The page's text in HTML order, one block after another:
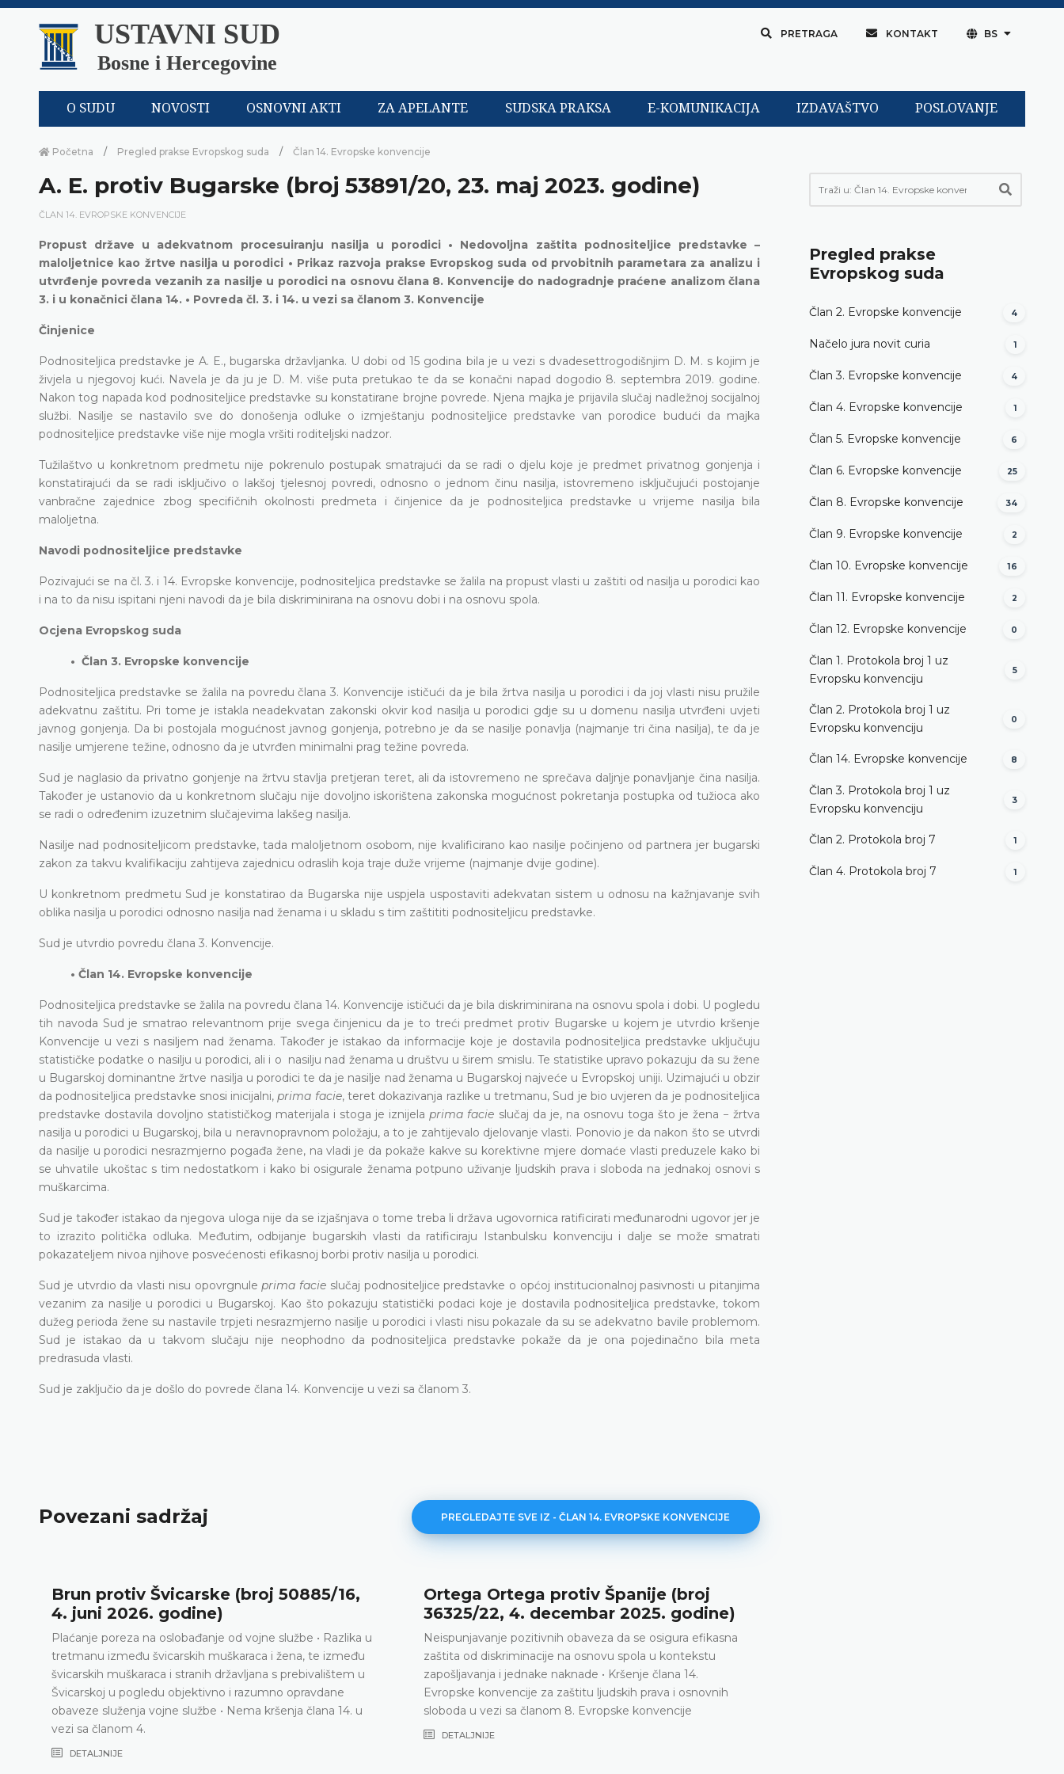
USTAVNI SUD
Bosne i Hercegovine
PRETRAGA KONTAKT BS
O SUDU NOVOSTI OSNOVNI AKTI ZA APELANTE SUDSKA PRAKSA E-KOMUNIKACIJA IZDAVAŠTVO POSLOVANJE
Početna Pregled prakse Evropskog suda Član 14. Evropske konvencije
A. E. protiv Bugarske (broj 53891/20, 23. maj 2023. godine)
ČLAN 14. EVROPSKE KONVENCIJE
Propust države u adekvatnom procesuiranju nasilja u porodici • Nedovoljna zaštita podnositeljice predstavke –
maloljetnice kao žrtve nasilja u porodici • Prikaz razvoja prakse Evropskog suda od prvobitnih parametara za analizu i
utvrđenje povreda vezanih za nasilje u porodici na osnovu člana 8. Konvencije do nadogradnje praćene analizom člana
3. i u konačnici člana 14. • Povreda čl. 3. i 14. u vezi sa članom 3. Konvencije
Činjenice
Podnositeljica predstavke je A. E., bugarska državljanka. U dobi od 15 godina bila je u vezi s dvadesettrogodišnjim D. M. s kojim je
živjela u njegovoj kući. Navela je da ju je D. M. više puta pretukao te da se konačni napad dogodio 8. septembra 2019. godine.
Nakon tog napada kod podnositeljice predstavke su konstatirane brojne povrede. Njena majka je prijavila slučaj nadležnoj socijalnoj
službi. Nasilje se nastavilo sve do donošenja odluke o izmještanju podnositeljice predstavke van porodice budući da majka
podnositeljice predstavke više nije mogla vršiti roditeljski nadzor.
Tužilaštvo u konkretnom predmetu nije pokrenulo postupak smatrajući da se radi o djelu koje je predmet privatnog gonjenja i
konstatirajući da se radi isključivo o lakšoj tjelesnoj povredi, odnosno o jednom činu nasilja, istovremeno isključujući postojanje
vanbračne zajednice zbog specifičnih okolnosti predmeta i činjenice da je podnositeljica predstavke u vrijeme nasilja bila
maloljetna.
Navodi podnositeljice predstavke
Pozivajući se na čl. 3. i 14. Evropske konvencije, podnositeljica predstavke se žalila na propust vlasti u zaštiti od nasilja u porodici kao
i na to da nisu ispitani njeni navodi da je bila diskriminirana na osnovu dobi i na osnovu spola.
Ocjena Evropskog suda
• Član 3. Evropske konvencije
Podnositeljica predstavke se žalila na povredu člana 3. Konvencije ističući da je bila žrtva nasilja u porodici i da joj vlasti nisu pružile
adekvatnu zaštitu. Pri tome je istakla neadekvatan zakonski okvir kod nasilja u porodici gdje su u domenu nasilja utvrđeni uvjeti
javnog gonjenja. Da bi postojala mogućnost javnog gonjenja, potrebno je da se nasilje ponavlja (najmanje tri čina nasilja), te da je
nasilje umjerene težine, odnosno da je utvrđen minimalni prag težine povreda.
Sud je naglasio da privatno gonjenje na žrtvu stavlja pretjeran teret, ali da istovremeno ne sprečava daljnje ponavljanje čina nasilja.
Također je ustanovio da u konkretnom slučaju nije dovoljno iskorištena zakonska mogućnost pokretanja postupka od tužioca ako
se radi o određenim izuzetnim slučajevima lakšeg nasilja.
Nasilje nad podnositeljicom predstavke, tada maloljetnom osobom, nije kvalificirano kao nasilje počinjeno od partnera jer bugarski
zakon za takvu kvalifikaciju zahtijeva zajednicu odraslih koja traje duže vrijeme (najmanje dvije godine).
U konkretnom predmetu Sud je konstatirao da Bugarska nije uspjela uspostaviti adekvatan sistem u odnosu na kažnjavanje svih
oblika nasilja u porodici odnosno nasilja nad ženama i u skladu s tim zaštititi podnositeljicu predstavke.
Sud je utvrdio povredu člana 3. Konvencije.
• Član 14. Evropske konvencije
Podnositeljica predstavke se žalila na povredu člana 14. Konvencije ističući da je bila diskriminirana na osnovu spola i dobi. U pogledu
tih navoda Sud je smatrao relevantnom prije svega činjenicu da je to treći predmet protiv Bugarske u kojem je utvrdio kršenje
Konvencije u vezi s nasiljem nad ženama. Također je istakao da informacije koje je dostavila podnositeljica predstavke uključuju
statističke podatke o nasilju u porodici, ali i o nasilju nad ženama u društvu u širem smislu. Te statistike upravo pokazuju da su žene
u Bugarskoj dominantne žrtve nasilja u porodici te da je nasilje nad ženama u Bugarskoj najveće u Evropskoj uniji. Uzimajući u obzir
da podnositeljica predstavke snosi inicijalni, prima facie, teret dokazivanja razlike u tretmanu, Sud je bio uvjeren da je podnositeljica
predstavke dostavila dovoljno statističkog materijala i stoga je iznijela prima facie slučaj da je, na osnovu toga što je žena − žrtva
nasilja u porodici u Bugarskoj, bila u neravnopravnom položaju, a to je zahtijevalo djelovanje vlasti. Ponovio je da nakon što se utvrdi
da nasilje u porodici nesrazmjerno pogađa žene, na vladi je da pokaže kakve su korektivne mjere domaće vlasti preduzele kako bi
se uhvatile ukoštac s tim nedostatkom i kako bi osigurale ženama potpuno uživanje ljudskih prava i sloboda na jednakoj osnovi s
muškarcima.
Sud je također istakao da njegova uloga nije da se izjašnjava o tome treba li država ugovornica ratificirati međunarodni ugovor jer je
to izrazito politička odluka. Međutim, odbijanje bugarskih vlasti da ratificiraju Istanbulsku konvenciju i dalje se može smatrati
pokazateljem nivoa njihove posvećenosti efikasnoj borbi protiv nasilja u porodici.
Sud je utvrdio da vlasti nisu opovrgnule prima facie slučaj podnositeljice predstavke o općoj institucionalnoj pasivnosti u pitanjima
vezanim za nasilje u porodici u Bugarskoj. Kao što pokazuju statistički podaci koje je dostavila podnositeljica predstavke, tokom
dužeg perioda žene su nastavile trpjeti nesrazmjerno nasilje u porodici i vlasti nisu pokazale da su se adekvatno bavile problemom.
Sud je istakao da u takvom slučaju nije neophodno da podnositeljica predstavke pokaže da je ona pojedinačno bila meta
predrasuda vlasti.
Sud je zaključio da je došlo do povrede člana 14. Konvencije u vezi sa članom 3.
Povezani sadržaj PREGLEDAJTE SVE IZ - ČLAN 14. EVROPSKE KONVENCIJE
Brun protiv Švicarske (broj 50885/16,
4. juni 2026. godine)
Plaćanje poreza na oslobađanje od vojne službe • Razlika u
tretmanu između švicarskih muškaraca i žena, te između
švicarskih muškaraca i stranih državljana s prebivalištem u
Švicarskoj u pogledu objektivno i razumno opravdane
obaveze služenja vojne službe • Nema kršenja člana 14. u
vezi sa članom 4.
DETALJNIJE
Ortega Ortega protiv Španije (broj
36325/22, 4. decembar 2025. godine)
Neispunjavanje pozitivnih obaveza da se osigura efikasna
zaštita od diskriminacije na osnovu spola u kontekstu
zapošljavanja i jednake naknade • Kršenje člana 14.
Evropske konvencije za zaštitu ljudskih prava i osnovnih
sloboda u vezi sa članom 8. Evropske konvencije
DETALJNIJE
Pregled prakse
Evropskog suda
Član 2. Evropske konvencije 4
Načelo jura novit curia 1
Član 3. Evropske konvencije 4
Član 4. Evropske konvencije 1
Član 5. Evropske konvencije 6
Član 6. Evropske konvencije 25
Član 8. Evropske konvencije 34
Član 9. Evropske konvencije 2
Član 10. Evropske konvencije 16
Član 11. Evropske konvencije 2
Član 12. Evropske konvencije 0
Član 1. Protokola broj 1 uz
Evropsku konvenciju
5
Član 2. Protokola broj 1 uz
Evropsku konvenciju
0
Član 14. Evropske konvencije 8
Član 3. Protokola broj 1 uz
Evropsku konvenciju
3
Član 2. Protokola broj 7 1
Član 4. Protokola broj 7 1